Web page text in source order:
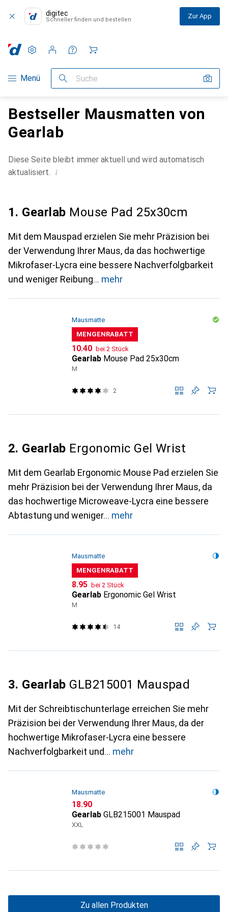
digitec
Schneller finden und bestellen Zur App
Navigation nach Kategorien
Menü Suche
Einstellungen
Kundenkonto
Vergleichslisten
Merklisten
Warenkorb
Bestseller Mausmatten von
Gearlab
Diese Seite bleibt immer aktuell und wird automatisch
aktualisiert. i
1. Gearlab Mouse Pad 25x30cm
Mit dem Mauspad erzielen Sie mehr Präzision bei
der Verwendung Ihrer Maus, da das hochwertige
Mikrofaser-Lycra eine bessere Nachverfolgbarkeit
und weniger Reibung
mehr
Mausmatte
MENGENRABATT
CHF
10.40 bei 2 Stück
Gearlab Mouse Pad 25x30cm
M
2
2. Gearlab Ergonomic Gel Wrist
Mit dem Gearlab Ergonomic Mouse Pad erzielen Sie
mehr Präzision bei der Verwendung Ihrer Maus, da
das hochwertige Microweave-Lycra eine bessere
Abtastung und weniger
mehr
Mausmatte
MENGENRABATT
CHF
8.95 bei 2 Stück
Gearlab Ergonomic Gel Wrist
M
14
3. Gearlab GLB215001 Mauspad
Mit der Schreibtischunterlage erreichen Sie mehr
Präzision bei der Verwendung Ihrer Maus, da der
hochwertige Mikrofaser-Lycra eine bessere
Nachverfolgbarkeit und
mehr
Mausmatte
CHF
18.90
Gearlab GLB215001 Mauspad
XXL
Zu allen Produkten